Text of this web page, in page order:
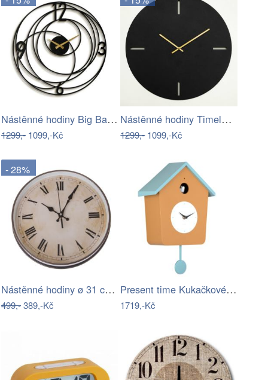
Nástěnné hodiny Big Bang APS027, Black,…
1299,- 1099,-Kč
Nástěnné hodiny Timeless APS113,Black,…
1299,-1099,-Kč
- 28%
Nástěnné hodiny ø 31 cm - Dakls
499,-389,-Kč
Present time Kukačkové hodiny Cuckoo…
1719,-Kč